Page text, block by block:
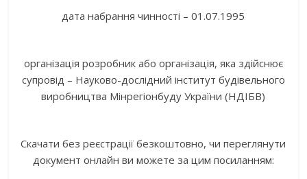
дата набрання чинності – 01.07.1995
організація розробник або організація, яка здійснює
супровід – Науково-дослідний інститут будівельного
виробництва Мінрегіонбуду України (НДІБВ)
Скачати без реєстрації безкоштовно, чи переглянути
документ онлайн ви можете за цим посиланням: